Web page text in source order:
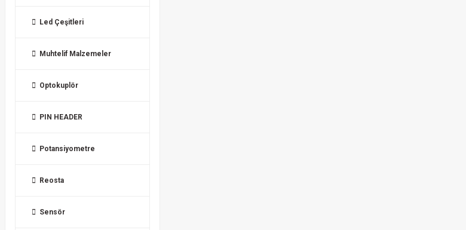
Led Çeşitleri
Muhtelif Malzemeler
Optokuplör
PIN HEADER
Potansiyometre
Reosta
Sensör